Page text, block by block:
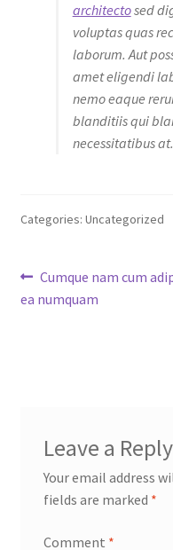
architectosed
voluptas quas
laborum. Aut
amet eligendi
nemo eaque
blanditiis qui
necessitatibus at.
Categories: Uncategorized
Post
navigation
Previous
post:
Cumque nam cum
ea numquam
Leave a Reply
Your email address
fields are marked *
Comment *